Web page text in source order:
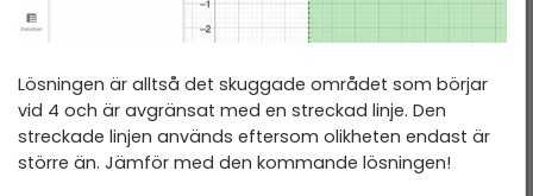
Lösningen är alltså det skuggade området som börjar
vid 4 och är avgränsat med en streckad linje. Den
streckade linjen används eftersom olikheten endast är
större än. Jämför med den kommande lösningen!